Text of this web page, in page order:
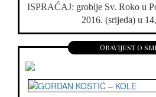
ISPRAĆAJ: groblje Sv. Roko u
2016. (srijeda) u
Obavijest o